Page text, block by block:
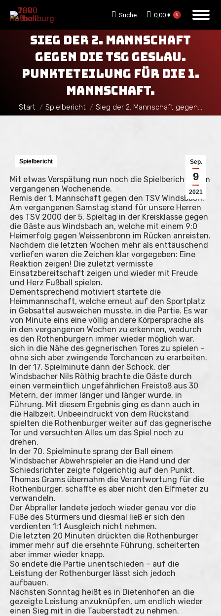
Search:
Suche 0,00 € 0
SIEG DER 2. MANNSCHAFT
GEGEN DIE TSG GESLAU.
PUNKTETEILUNG FÜR DIE 1.
MANNSCHAFT.
Sie befinden sich hier:
Start Spielbericht Sieg der 2. Mannschaft gegen…
Sep.
9
2021
Spielbericht
Mit etwas Verspätung nun noch die Spielberichte vom
vergangenen Wochenende.
Remis der 1. Mannschaft gegen den TSV Windsbach.
Am vergangenen Samstag stand für unsere Herren
des TSV 2000 der 5. Spieltag in der Kreisklasse gegen
die Gäste aus Windsbach an, welche mit einem 9:0
Heimerfolg gegen Weissenbronn im Rücken anreisten.
Nachdem die letzten Wochen mehr als enttäuschend
verliefen waren die Zeichen klar vorgegeben: Eine
Reaktion zeigen! Die zuletzt vermisste
Einsatzbereitschaft zeigen und wieder mit Freude
und Herz Fußball spielen.
Dementsprechend motiviert startete die
Heimmannschaft, welche erneut auf den Sportplatz
in Gebsattel ausweichen musste, in die Partie. Es war
von Minute eins eine völlig andere Körpersprache als
in den vergangenen Wochen zu erkennen, wodurch
es den Rothenburgern immer wieder möglich war,
sich in die Nähe des gegnerischen Tores zu spielen –
ohne sich aber zwingende Torchancen zu erarbeiten.
In der 17. Spielminute dann der Schock, der
Windsbacher Nils Röthig brachte die Gäste durch
einen vermeintlich ungefährlichen Freistoß aus 30
Metern, der immer länger und länger wurde, in
Führung. Mit diesem Ergebnis ging es dann auch in
die Halbzeit. Unbeeindruckt von dem Rückstand
spielten die Rothenburger weiter auf das gegnerische
Tor und versuchten Alles um das Spiel noch zu
drehen.
In der 70. Spielminute sprang der Ball einem
Windsbacher Abwehrspieler an die Hand und der
Schiedsrichter zeigte folgerichtig auf den Punkt.
Thomas Grams übernahm die Verantwortung für die
Rothenburger, schaffte es aber nicht den Elfmeter zu
verwandeln.
Der Abpraller landete jedoch wieder genau vor die
Füße des Stürmers und diesmal ließ er sich den
verdienten 1:1 Ausgleich nicht nehmen.
Die letzten 20 Minuten drückten die Rothenburger
immer mehr auf die ersehnte Führung, scheiterten
aber immer wieder knapp.
So endete die Partie unentschieden – auf die
Leistung der Rothenburger lässt sich jedoch
aufbauen.
Nächsten Sonntag heißt es in Dietenhofen an die
gezeigte Leistung anzuknüpfen, um endlich wieder
einen Sieg mit in die Tauberstadt zu nehmen.